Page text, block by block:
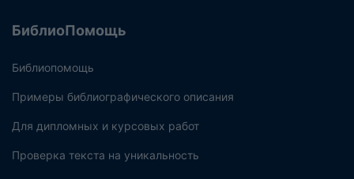
БиблиоПомощь
Библиопомощь
Примеры библиографического описания
Для дипломных и курсовых работ
Проверка текста на уникальность